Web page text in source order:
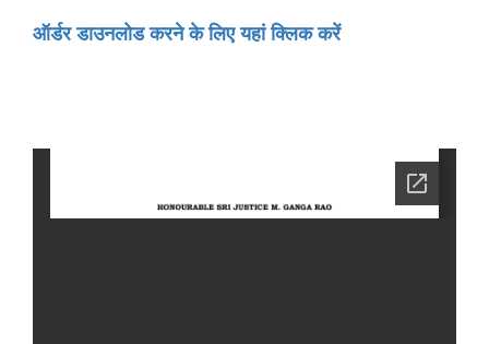
ऑर्डर डाउनलोड करने के लिए यहां क्लिक करें